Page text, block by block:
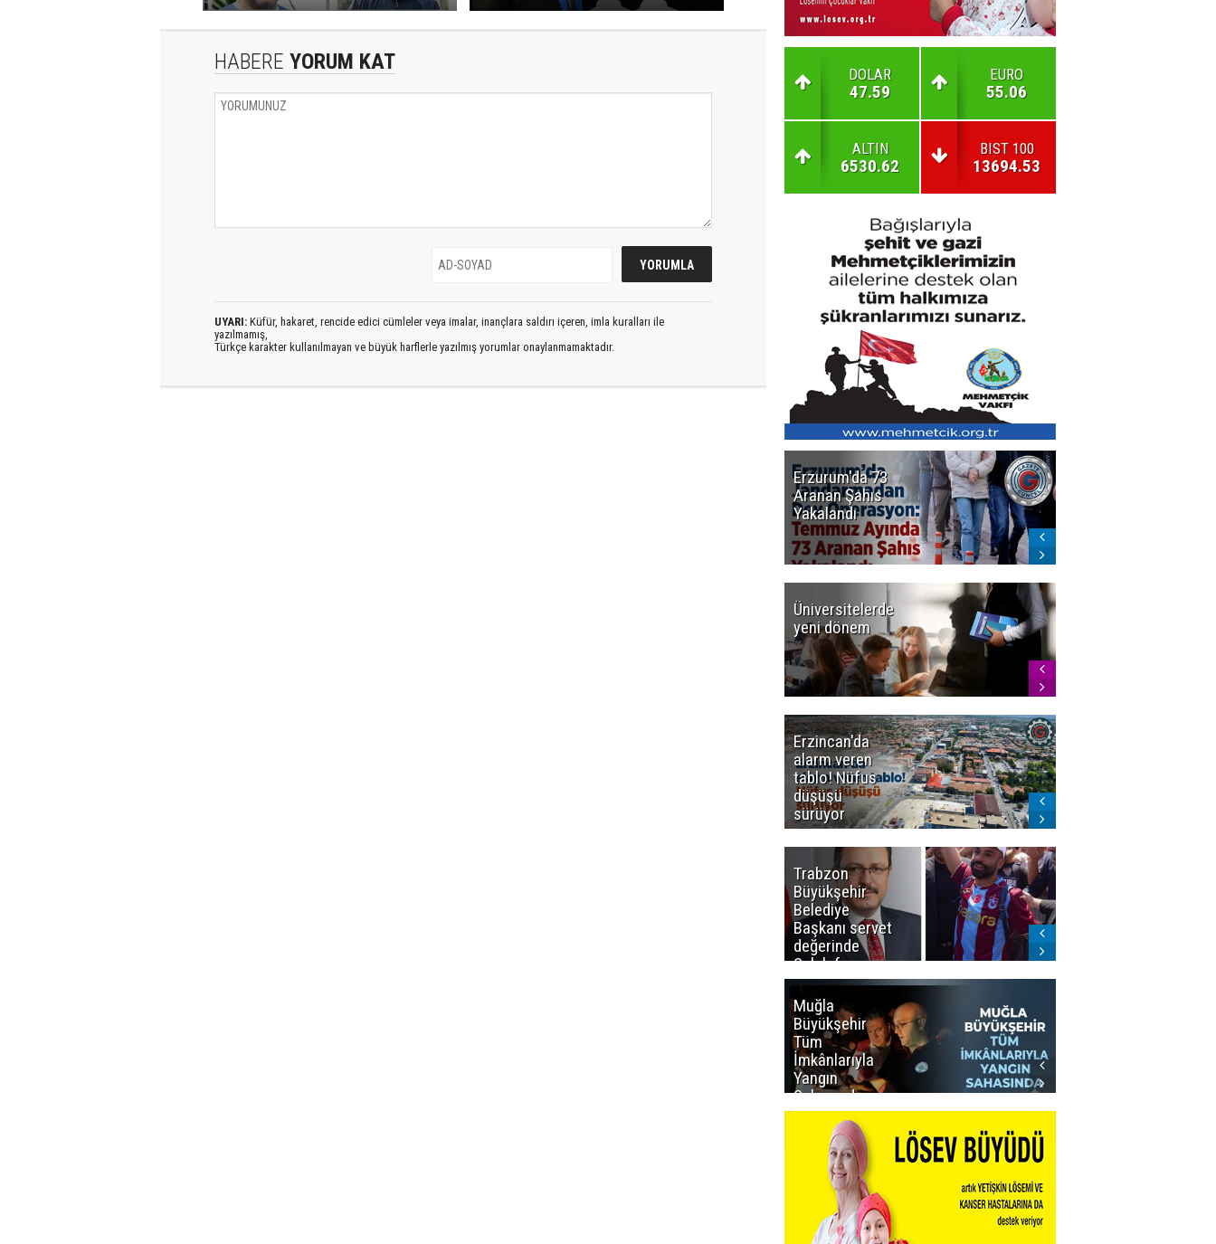
HABERE YORUM KAT
UYARI: Küfür, hakaret, rencide edici cümleler veya imalar, inançlara saldırı içeren, imla kuralları ile
yazılmamış,
Türkçe karakter kullanılmayan ve büyük harflerle yazılmış yorumlar onaylanmamaktadır.
DOLAR
47.59
EURO
55.06
ALTIN
6530.62
BIST 100
13694.53
Erzurum'da 73
Aranan Şahıs
Yakalandı
Üniversitelerde
yeni dönem
Erzincan'da
alarm veren
tablo! Nüfus
düşüşü
sürüyor
Trabzon
Büyükşehir
Belediye
Başkanı servet
değerinde
Salah forması
aldı
Muğla
Büyükşehir
Tüm
İmkânlarıyla
Yangın
Sahasında